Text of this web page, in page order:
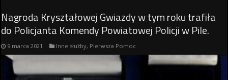
Nagroda Kryształowej Gwiazdy w tym roku trafiła
do Policjanta Komendy Powiatowej Policji w Pile.
9 marca 2021 Inne służby, Pierwsza Pomoc